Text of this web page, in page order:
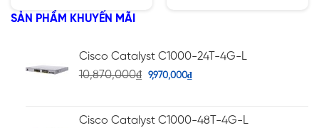
5 sao
SẢN PHẨM KHUYẾN MÃI
Cisco Catalyst C1000-24T-4G-L
10,870,000₫ 9,970,000₫
Cisco Catalyst C1000-48T-4G-L